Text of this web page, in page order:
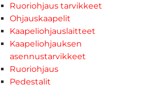
Ruoriohjaus tarvikkeet
Ohjauskaapelit
Kaapeliohjauslaitteet
Kaapeliohjauksen
asennustarvikkeet
Ruoriohjaus
Pedestalit